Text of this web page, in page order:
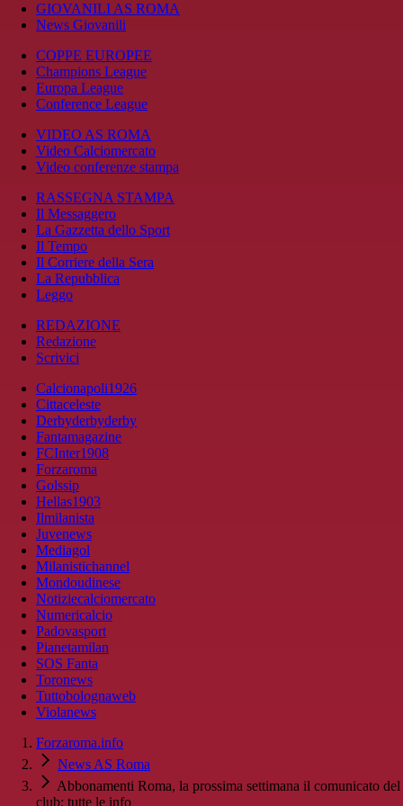
GIOVANILI AS ROMA
News Giovanili
COPPE EUROPEE
Champions League
Europa League
Conference League
VIDEO AS ROMA
Video Calciomercato
Video conferenze stampa
RASSEGNA STAMPA
Il Messaggero
La Gazzetta dello Sport
Il Tempo
Il Corriere della Sera
La Repubblica
Leggo
REDAZIONE
Redazione
Scrivici
Calcionapoli1926
Cittaceleste
Derbyderbyderby
Fantamagazine
FCInter1908
Forzaroma
Golssip
Hellas1903
Ilmilanista
Juvenews
Mediagol
Milanistichannel
Mondoudinese
Notiziecalciomercato
Numericalcio
Padovasport
Pianetamilan
SOS Fanta
Toronews
Tuttobolognaweb
Violanews
Forzaroma.info
News AS Roma
Abbonamenti Roma, la prossima settimana il comunicato del
club: tutte le info